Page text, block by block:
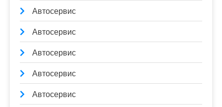
Автосервис
Автосервис
Автосервис
Автосервис
Автосервис